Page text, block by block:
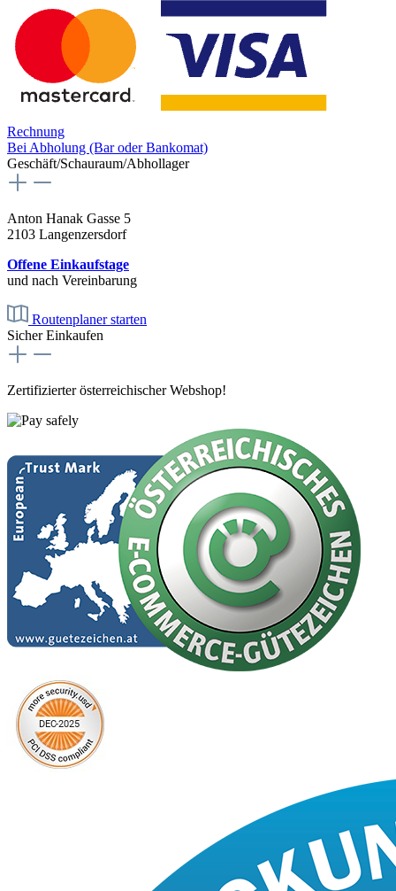
Rechnung
Bei Abholung (Bar oder Bankomat)
Geschäft/Schauraum/Abhollager
Anton Hanak Gasse 5
2103 Langenzersdorf
Offene Einkaufstage
und nach Vereinbarung
Routenplaner starten
Sicher Einkaufen
Zertifizierter österreichischer Webshop!